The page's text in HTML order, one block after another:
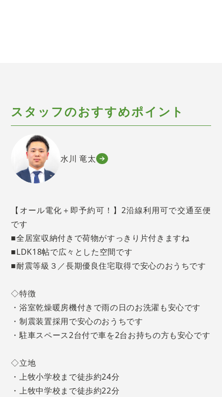
スタッフのおすすめポイント
水川 竜太
【オール電化＋即予約可！】2沿線利用可で交通至便
です
■全居室収納付きで荷物がすっきり片付きますね
■LDK18帖で広々とした空間です
■耐震等級３／長期優良住宅取得で安心のおうちです
◇特徴
・浴室乾燥暖房機付きで雨の日のお洗濯も安心です
・制震装置採用で安心のおうちです
・駐車スペース2台付で車を2台お持ちの方も安心です
◇立地
・上牧小学校まで徒歩約24分
・上牧中学校まで徒歩約22分